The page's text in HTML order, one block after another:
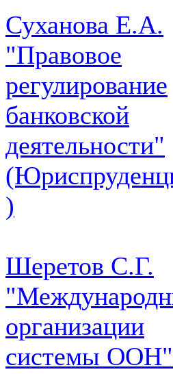
Суханова Е.А.
"Правовое
регулирование
банковской
деятельности"
)
Шеретов С.Г.
организации
системы ООН"